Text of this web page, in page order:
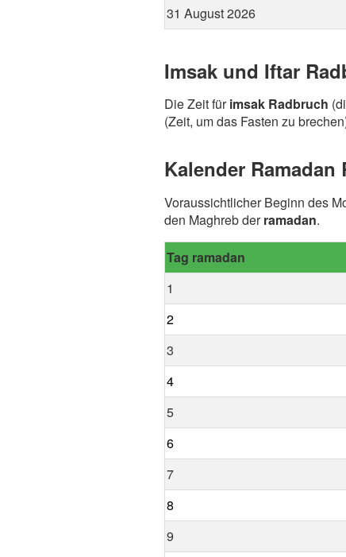
31 August 2026
Imsak und Iftar
Die Zeit fürimsak Radbruch
(Zeit, um das Fasten zu
Kalender Ramadan
Voraussichtlicher Beginn des
den Maghreb derramadan.
Tag ramadan
1
2
3
4
5
6
7
8
9